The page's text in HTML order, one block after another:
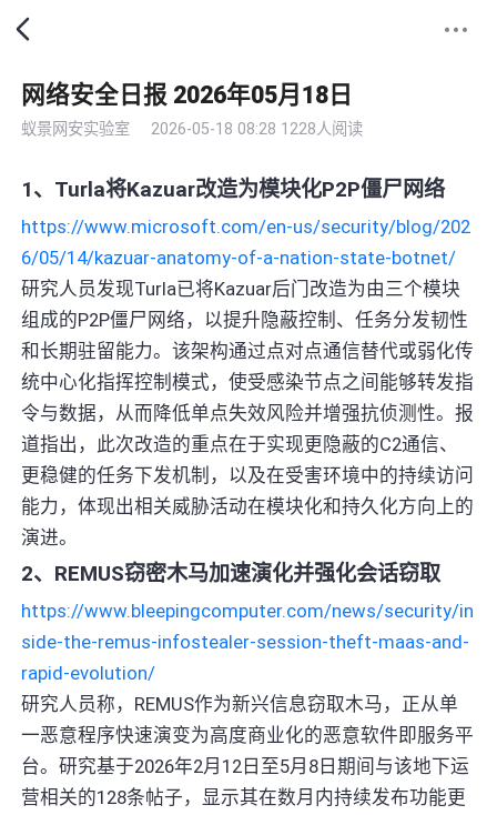
网络安全日报 2026年05月18日
蚁景网安实验室 2026-05-18 08:28 1228人阅读
1、Turla将Kazuar改造为模块化P2P僵尸网络
https://www.microsoft.com/en-us/security/blog/202
6/05/14/kazuar-anatomy-of-a-nation-state-botnet/
研究人员发现Turla已将Kazuar后门改造为由三个模块
组成的P2P僵尸网络，以提升隐蔽控制、任务分发韧性
和长期驻留能力。该架构通过点对点通信替代或弱化传
统中心化指挥控制模式，使受感染节点之间能够转发指
令与数据，从而降低单点失效风险并增强抗侦测性。报
道指出，此次改造的重点在于实现更隐蔽的C2通信、
更稳健的任务下发机制，以及在受害环境中的持续访问
能力，体现出相关威胁活动在模块化和持久化方向上的
演进。
2、REMUS窃密木马加速演化并强化会话窃取
https://www.bleepingcomputer.com/news/security/in
side-the-remus-infostealer-session-theft-maas-and-
rapid-evolution/
研究人员称，REMUS作为新兴信息窃取木马，正从单
一恶意程序快速演变为高度商业化的恶意软件即服务平
台。研究基于2026年2月12日至5月8日期间与该地下运
营相关的128条帖子，显示其在数月内持续发布功能更